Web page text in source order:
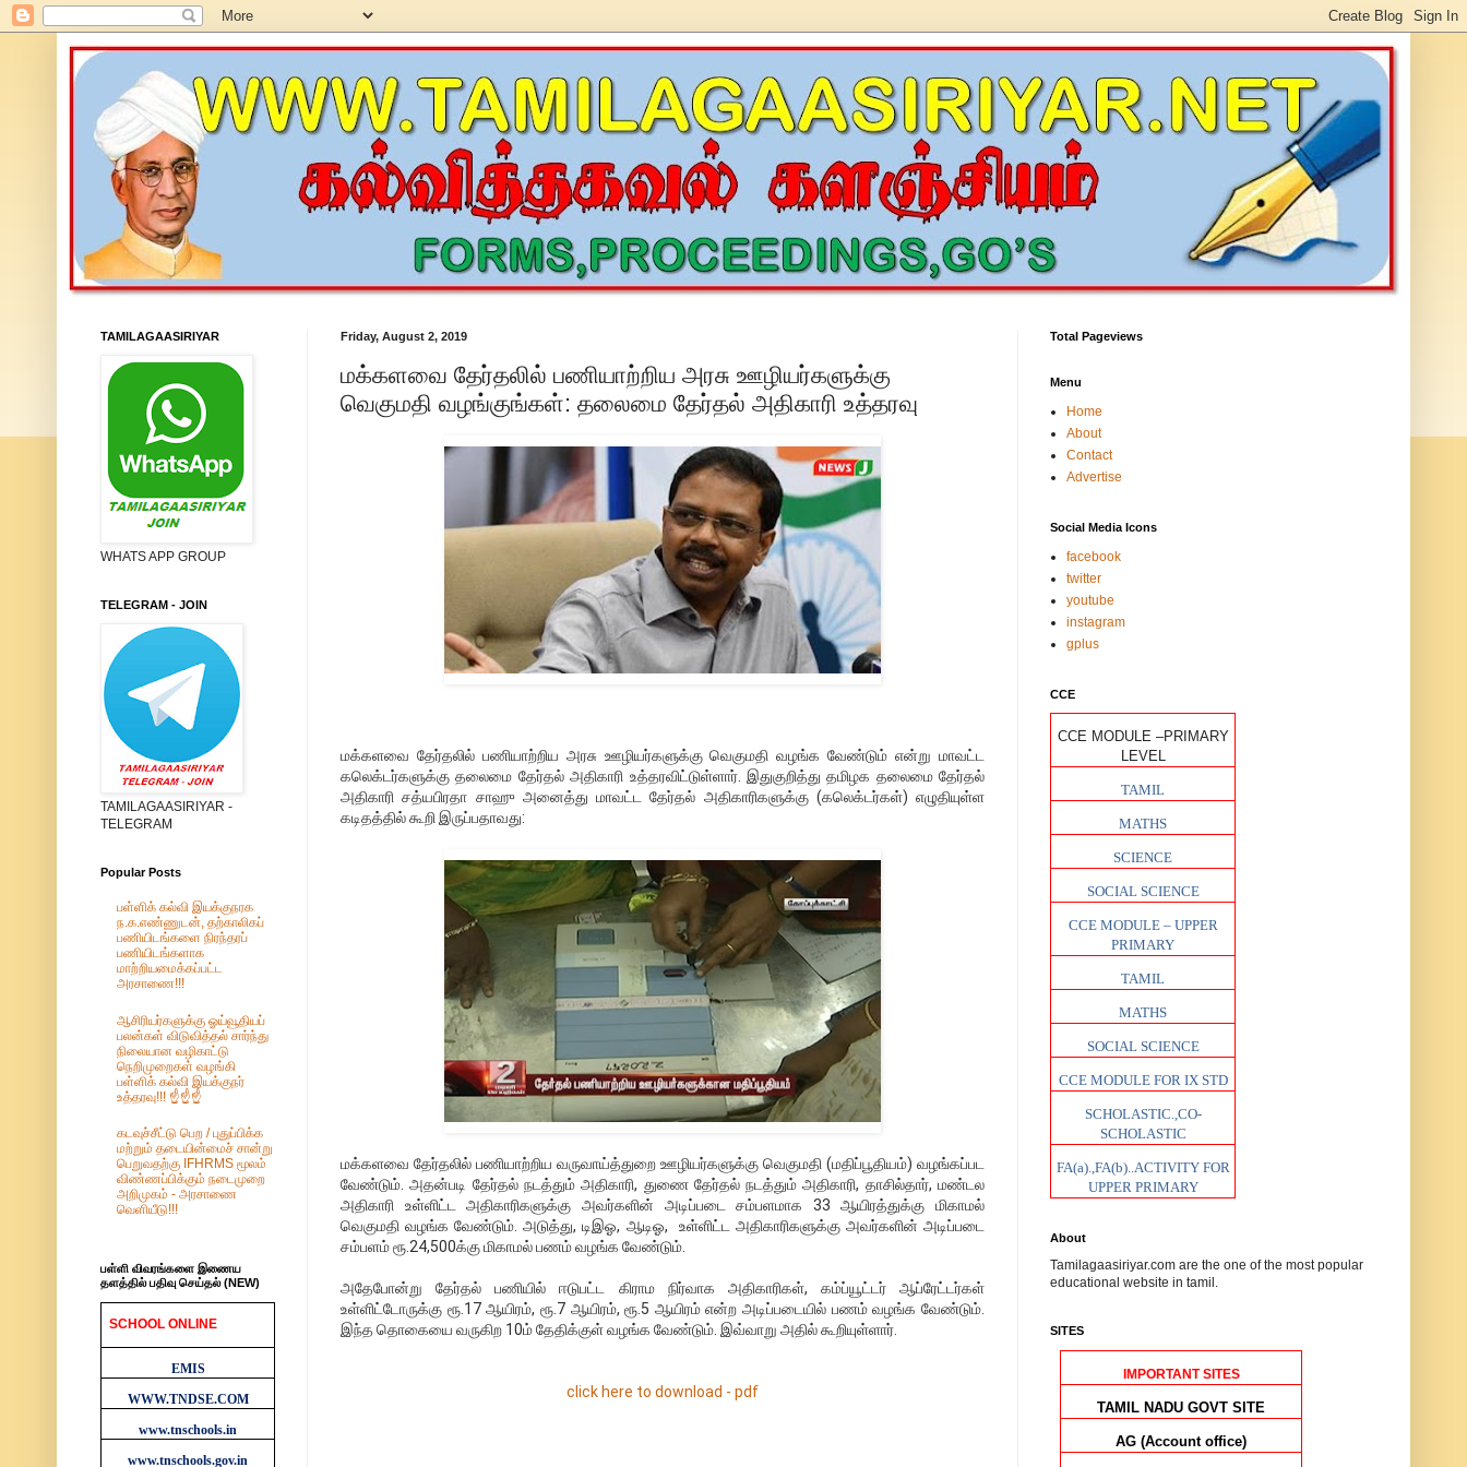
Friday, August 2, 2019
மக்களவை தேர்தலில் பணியாற்றிய அரசு ஊழியர்களுக்கு
வெகுமதி வழங்குங்கள்: தலைமை தேர்தல் அதிகாரி உத்தரவு
மக்களவை தேர்தலில் பணியாற்றிய அரசு ஊழியர்களுக்கு வெகுமதி வழங்க வேண்டும் என்று மாவட்ட
கலெக்டர்களுக்கு தலைமை தேர்தல் அதிகாரி உத்தரவிட்டுள்ளார். இதுகுறித்து தமிழக தலைமை தேர்தல்
அதிகாரி சத்யபிரதா சாஹு அனைத்து மாவட்ட தேர்தல் அதிகாரிகளுக்கு (கலெக்டர்கள்) எழுதியுள்ள
கடிதத்தில் கூறி இருப்பதாவது:
மக்களவை தேர்தலில் பணியாற்றிய வருவாய்த்துறை ஊழியர்களுக்கு வெகுமதி (மதிப்பூதியம்) வழங்கப்பட
வேண்டும். அதன்படி தேர்தல் நடத்தும் அதிகாரி, துணை தேர்தல் நடத்தும் அதிகாரி, தாசில்தார், மண்டல
அதிகாரி உள்ளிட்ட அதிகாரிகளுக்கு அவர்களின் அடிப்படை சம்பளமாக 33 ஆயிரத்துக்கு மிகாமல்
வெகுமதி வழங்க வேண்டும். அடுத்து, டிஇஓ, ஆடிஓ, உள்ளிட்ட அதிகாரிகளுக்கு அவர்களின் அடிப்படை
சம்பளம் ரூ.24,500க்கு மிகாமல் பணம் வழங்க வேண்டும்.
அதேபோன்று தேர்தல் பணியில் ஈடுபட்ட கிராம நிர்வாக அதிகாரிகள், கம்ப்யூட்டர் ஆப்ரேட்டர்கள்
உள்ளிட்டோருக்கு ரூ.17 ஆயிரம், ரூ.7 ஆயிரம், ரூ.5 ஆயிரம் என்ற அடிப்படையில் பணம் வழங்க வேண்டும்.
இந்த தொகையை வருகிற 10ம் தேதிக்குள் வழங்க வேண்டும். இவ்வாறு அதில் கூறியுள்ளார்.
click here to download - pdf
TAMILAGAASIRIYAR
WHATS APP GROUP
TELEGRAM - JOIN
TAMILAGAASIRIYAR -
TELEGRAM
Popular Posts
பள்ளிக் கல்வி இயக்குநரக
ந.க.எண்ணுடன், தற்காலிகப்
பணியிடங்களை நிரந்தரப்
பணியிடங்களாக
மாற்றியமைக்கப்பட்ட
அரசாணை!!!
ஆசிரியர்களுக்கு ஓய்வூதியப்
பலன்கள் விடுவித்தல் சார்ந்து
நிலையான வழிகாட்டு
நெறிமுறைகள் வழங்கி
பள்ளிக் கல்வி இயக்குநர்
உத்தரவு!!! ☝️☝️☝️
கடவுச்சீட்டு பெற / புதுப்பிக்க
மற்றும் தடையின்மைச் சான்று
பெறுவதற்கு IFHRMS மூலம்
விண்ணப்பிக்கும் நடைமுறை
அறிமுகம் - அரசாணை
வெளியீடு!!!
பள்ளி விவரங்களை இணைய
தளத்தில் பதிவு செய்தல் (NEW)
SCHOOL ONLINE
EMIS
WWW.TNDSE.COM
www.tnschools.in
www.tnschools.gov.in
Total Pageviews
Menu
Home
About
Contact
Advertise
Social Media Icons
facebook
twitter
youtube
instagram
gplus
CCE
CCE MODULE –PRIMARY
LEVEL
TAMIL
MATHS
SCIENCE
SOCIAL SCIENCE
CCE MODULE – UPPER
PRIMARY
TAMIL
MATHS
SOCIAL SCIENCE
CCE MODULE FOR IX STD
SCHOLASTIC.,CO-
SCHOLASTIC
FA(a).,FA(b)..ACTIVITY FOR
UPPER PRIMARY
About
Tamilagaasiriyar.com are the one of the most popular
educational website in tamil.
SITES
IMPORTANT SITES
TAMIL NADU GOVT SITE
AG (Account office)